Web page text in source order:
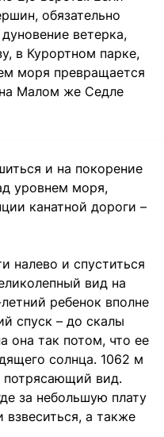
обязательно
ветерка,
в Курортном парке,
моря превращается
Малом же Седле
и на покорение
уровнем моря,
канатной дороги –
налево и спуститься
вид на
ребенок вполне
спуск – до скалы
она так потом, что ее
солнца. 1062 м
потрясающий вид.
за небольшую плату
а также